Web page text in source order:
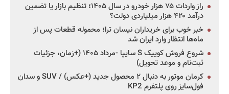
راز واردات ۷۵ هزار خودرو در سال ۱۴۰۵؛ تنظیم بازار یا تضمین
درآمد ۴۲۰ هزار میلیاردی دولت؟
خبر خوب برای خریداران نیسان ترا؛ محموله قطعات پس از
ماه‌ها انتظار وارد ایران شد
شروع فروش کوییک S سایپا -مرداد ۱۴۰۵ (+زمان، جزئیات
ثبت‌نام و موعد تحویل)
کرمان موتور به دنبال ۲ محصول جدید (+عکس) / SUV و سدان
فول‌سایز روی پلتفرم KP2